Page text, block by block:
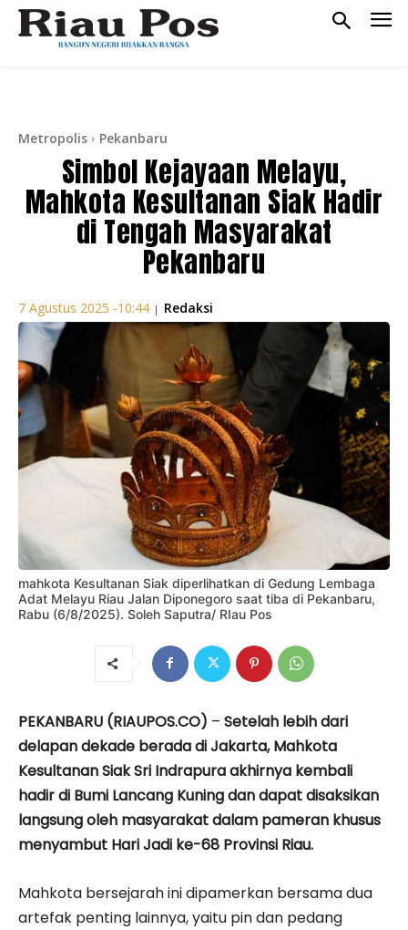
Metropolis Pekanbaru
Simbol Kejayaan Melayu,
Mahkota Kesultanan Siak Hadir
di Tengah Masyarakat
Pekanbaru
7 Agustus 2025 -10:44 | Redaksi
mahkota Kesultanan Siak diperlihatkan di Gedung Lembaga
Adat Melayu Riau Jalan Diponegoro saat tiba di Pekanbaru,
Rabu (6/8/2025). Soleh Saputra/ RIau Pos
PEKANBARU (RIAUPOS.CO) – Setelah lebih dari
delapan dekade berada di Jakarta, Mahkota
Kesultanan Siak Sri Indrapura akhirnya kembali
hadir di Bumi Lancang Kuning dan dapat disaksikan
langsung oleh masyarakat dalam pameran khusus
menyambut Hari Jadi ke-68 Provinsi Riau.
Mahkota bersejarah ini dipamerkan bersama dua
artefak penting lainnya, yaitu pin dan pedang